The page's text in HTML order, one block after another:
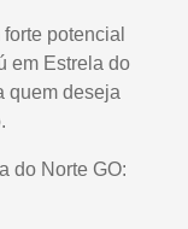
potencial
em Estrela do
quem deseja
do Norte GO: